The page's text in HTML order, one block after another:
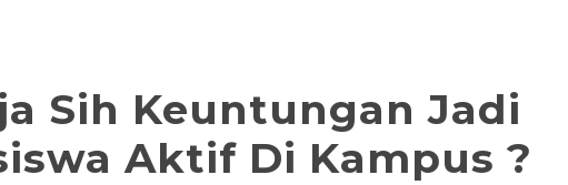
Sih Keuntungan Jadi
Aktif Di Kampus ?